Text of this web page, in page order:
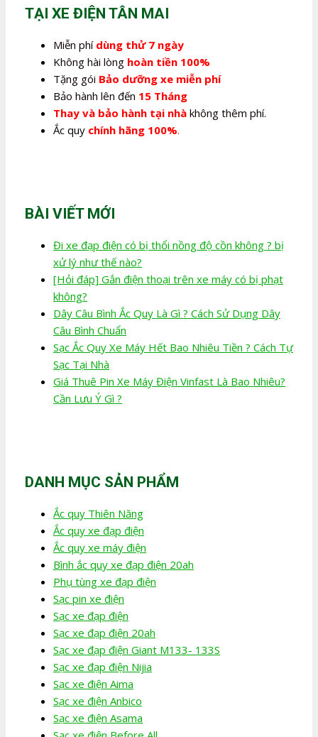
TẠI XE ĐIỆN TÂN MAI
Miễn phí dùng thử 7 ngày
Không hài lòng hoàn tiền 100%
Tặng gói Bảo dưỡng xe miễn phí
Bảo hành lên đến 15 Tháng
Thay và bảo hành tại nhà không thêm phí.
Ắc quy chính hãng 100%.
BÀI VIẾT MỚI
Đi xe đạp điện có bị thổi nồng độ cồn không ? bị
xử lý như thế nào?
[Hỏi đáp] Gắn điện thoại trên xe máy có bị phạt
không?
Dây Câu Bình Ắc Quy Là Gì ? Cách Sử Dụng Dây
Câu Bình Chuẩn
Sạc Ắc Quy Xe Máy Hết Bao Nhiêu Tiền ? Cách Tự
Sạc Tại Nhà
Giá Thuê Pin Xe Máy Điện Vinfast Là Bao Nhiêu?
Cần Lưu Ý Gì ?
DANH MỤC SẢN PHẨM
Ắc quy Thiên Năng
Ắc quy xe đạp điện
Ắc quy xe máy điện
Bình ắc quy xe đạp điện 20ah
Phụ tùng xe đạp điện
Sạc pin xe điện
Sạc xe đạp điện
Sạc xe đạp điện 20ah
Sạc xe đạp điện Giant M133- 133S
Sạc xe đạp điện Nijia
Sạc xe điện Aima
Sạc xe điện Anbico
Sạc xe điện Asama